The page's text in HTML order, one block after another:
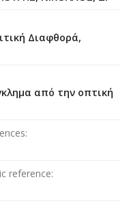
Διαφθορά,
από την οπτική
reference